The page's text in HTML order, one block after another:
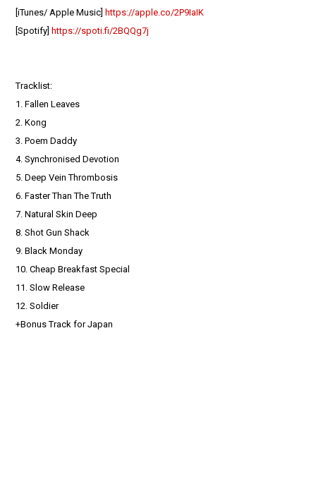
[iTunes/ Apple Music] https://apple.co/2P9IaIK
[Spotify] https://spoti.fi/2BQQg7j
Tracklist:
1. Fallen Leaves
2. Kong
3. Poem Daddy
4. Synchronised Devotion
5. Deep Vein Thrombosis
6. Faster Than The Truth
7. Natural Skin Deep
8. Shot Gun Shack
9. Black Monday
10. Cheap Breakfast Special
11. Slow Release
12. Soldier
+Bonus Track for Japan